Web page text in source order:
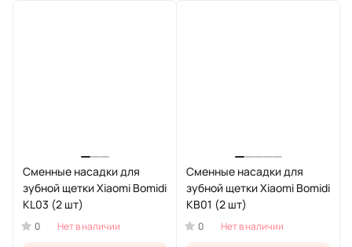
Сменные насадки для
зубной щетки Xiaomi Bomidi
KL03 (2 шт)
0 Нет в наличии
Сменные насадки для
зубной щетки Xiaomi Bomidi
KB01 (2 шт)
0 Нет в наличии